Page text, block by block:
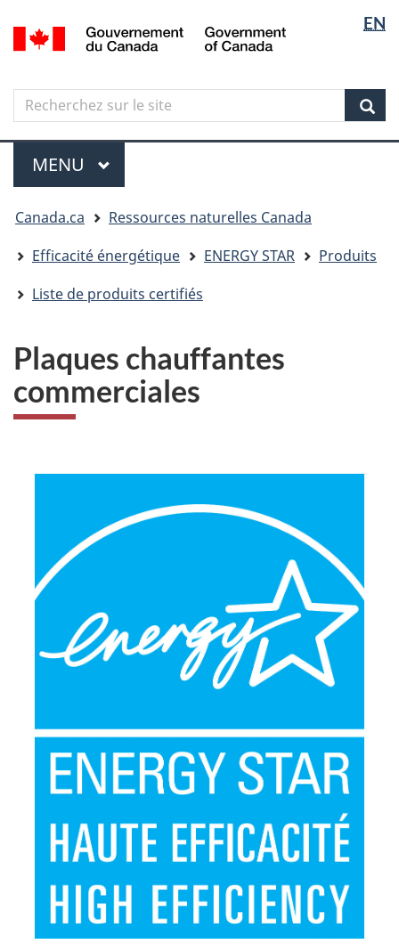
Aller
au
principal
Skip
to
government"
Passer
à
version
simplifiée
langue
EN
Canada
Search
Recherchez
sur
le
site
Menu
MENU PRINCIPAL
êtes
ici
Canada.ca
Ressources naturelles Canada
Efficacité énergétique
ENERGY STAR
Produits
Liste de produits certifiés
Plaques chauffantes
commerciales